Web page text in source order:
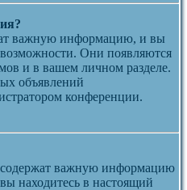
важную информацию, и вы
Они появляются
и в вашем личном разделе.
объявлений
конференции.
важную информацию
находитесь в настоящий